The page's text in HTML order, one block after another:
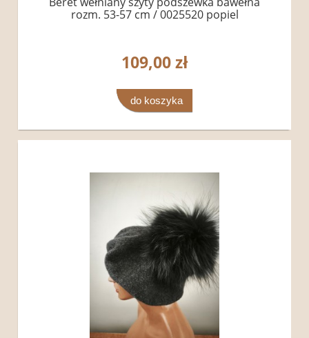
rozm. 53-57 cm / 0025520 popiel
109,00 zł
do koszyka